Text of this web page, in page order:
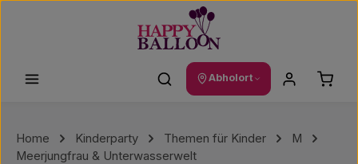
Abholort
Home Kinderparty Themen für Kinder
M
Meerjungfrau & Unterwasserwelt